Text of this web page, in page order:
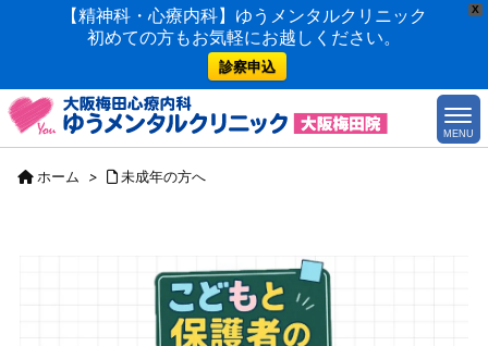
X
【精神科・心療内科】ゆうメンタルクリニック
初めての方もお気軽にお越しください。
診察申込
MENU
ホーム > 未成年の方へ